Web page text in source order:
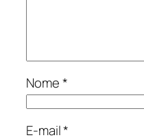
Nome*
E-mail*